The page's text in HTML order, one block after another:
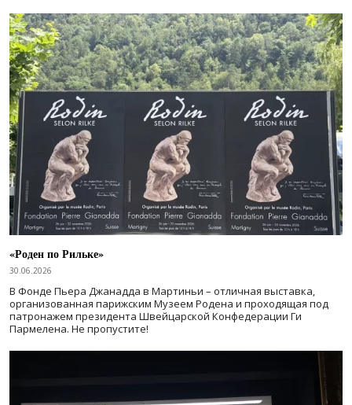
«Роден по Рильке»
30.06.2026
В Фонде Пьера Джанадда в Мартиньи – отличная выставка,
организованная парижским Музеем Родена и проходящая под
патронажем президента Швейцарской Конфедерации Ги
Пармелена. Не пропустите!